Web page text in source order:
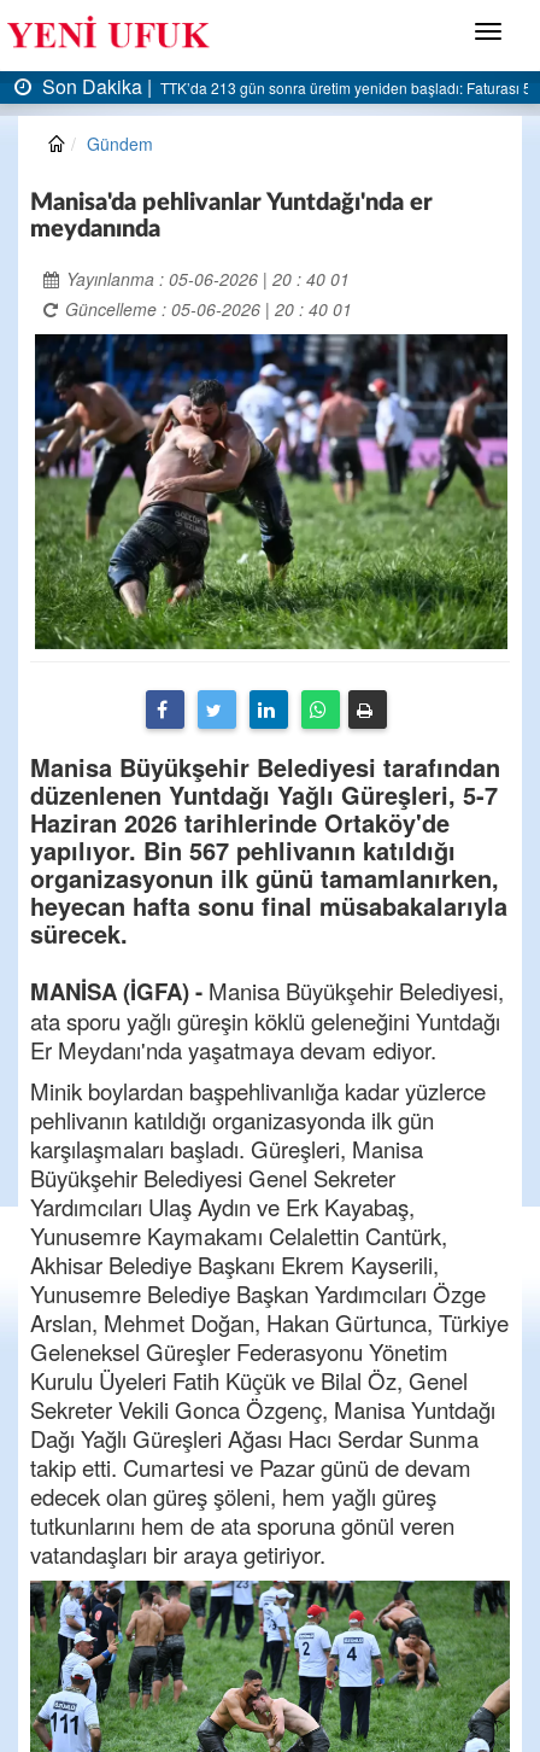
Menü
Son Dakika | AK Parti Ereğli İlçe Başkanlığı’ndan belediyeye sert
Gündem
Manisa'da pehlivanlar Yuntdağı'nda er
meydanında
Yayınlanma : 05-06-2026 | 20 : 40 01
Güncelleme : 05-06-2026 | 20 : 40 01
Manisa Büyükşehir Belediyesi tarafından
düzenlenen Yuntdağı Yağlı Güreşleri, 5-7
Haziran 2026 tarihlerinde Ortaköy'de
yapılıyor. Bin 567 pehlivanın katıldığı
organizasyonun ilk günü tamamlanırken,
heyecan hafta sonu final müsabakalarıyla
sürecek.
MANİSA (İGFA) - Manisa Büyükşehir Belediyesi,
ata sporu yağlı güreşin köklü geleneğini Yuntdağı
Er Meydanı'nda yaşatmaya devam ediyor.
Minik boylardan başpehlivanlığa kadar yüzlerce
pehlivanın katıldığı organizasyonda ilk gün
karşılaşmaları başladı. Güreşleri, Manisa
Büyükşehir Belediyesi Genel Sekreter
Yardımcıları Ulaş Aydın ve Erk Kayabaş,
Yunusemre Kaymakamı Celalettin Cantürk,
Akhisar Belediye Başkanı Ekrem Kayserili,
Yunusemre Belediye Başkan Yardımcıları Özge
Arslan, Mehmet Doğan, Hakan Gürtunca, Türkiye
Geleneksel Güreşler Federasyonu Yönetim
Kurulu Üyeleri Fatih Küçük ve Bilal Öz, Genel
Sekreter Vekili Gonca Özgenç, Manisa Yuntdağı
Dağı Yağlı Güreşleri Ağası Hacı Serdar Sunma
takip etti. Cumartesi ve Pazar günü de devam
edecek olan güreş şöleni, hem yağlı güreş
tutkunlarını hem de ata sporuna gönül veren
vatandaşları bir araya getiriyor.